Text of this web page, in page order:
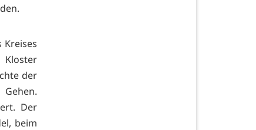
Kreises
Kloster
der
Der
beim